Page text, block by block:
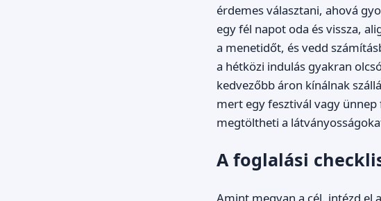
érdemes választani, ahová
egy fél napot oda és vissza,
a menetidőt, és vedd
a hétközi indulás gyakran
kedvezőbb áron kínálnak
mert egy fesztivál vagy
megtöltheti a
A foglalási